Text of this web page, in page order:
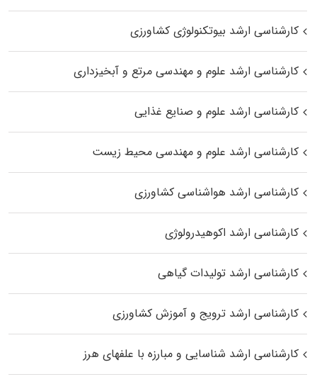
کارشناسی ارشد بیوتکنولوژی کشاورزی
کارشناسی ارشد علوم و مهندسی مرتع و آبخیزداری
کارشناسی ارشد علوم و صنایع غذایی
کارشناسی ارشد علوم و مهندسی محیط زیست
کارشناسی ارشد هواشناسی کشاورزی
کارشناسی ارشد اکوهیدرولوژی
کارشناسی ارشد تولیدات گیاهی
کارشناسی ارشد ترویج و آموزش کشاورزی
کارشناسی ارشد شناسایی و مبارزه با علفهای هرز